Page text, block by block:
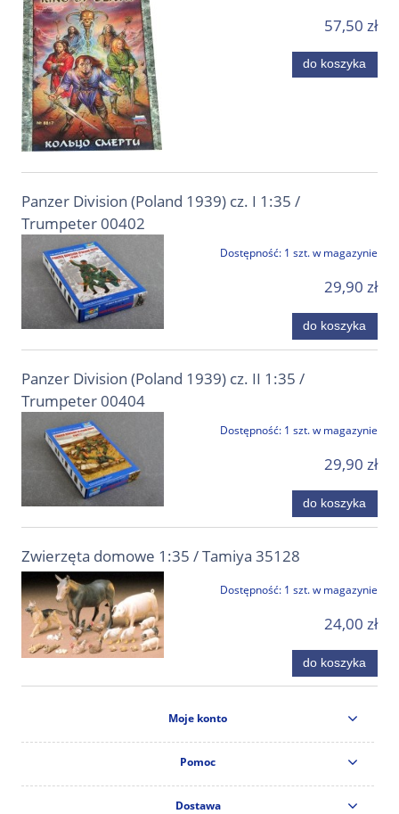
57,50 zł
do koszyka
Panzer Division (Poland 1939) cz. I 1:35 /
Trumpeter 00402
Dostępność: 1 szt. w magazynie
29,90 zł
do koszyka
Panzer Division (Poland 1939) cz. II 1:35 /
Trumpeter 00404
Dostępność: 1 szt. w magazynie
29,90 zł
do koszyka
Zwierzęta domowe 1:35 / Tamiya 35128
Dostępność: 1 szt. w magazynie
24,00 zł
do koszyka
Moje konto
Pomoc
Dostawa